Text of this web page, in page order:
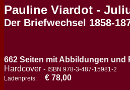
Pauline Viardot -
Der Briefwechsel 1858-
662 Seiten mit Abbildungen und
Hardcover - ISBN 978-3-487-15981-2
Ladenpreis:
€ 78,00